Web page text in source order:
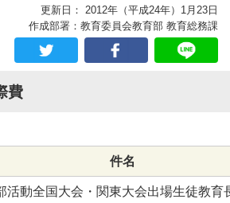
更新日： 2012年（平成24年）1月23日
作成部署：教育委員会教育部 教育総務課
費
件名
活動全国大会・関東大会出場生徒教育